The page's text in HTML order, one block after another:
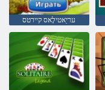
עריַאטילָאס קיירטס